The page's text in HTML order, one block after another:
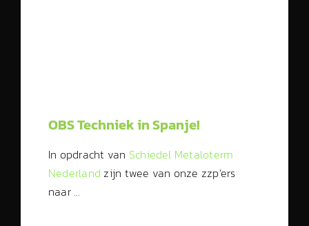
OBS Techniek in Spanje!
In opdracht van Schiedel Metaloterm
Nederland zijn twee van onze zzp’ers
naar …